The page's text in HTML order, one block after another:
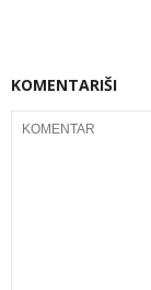
KOMENTARIŠI